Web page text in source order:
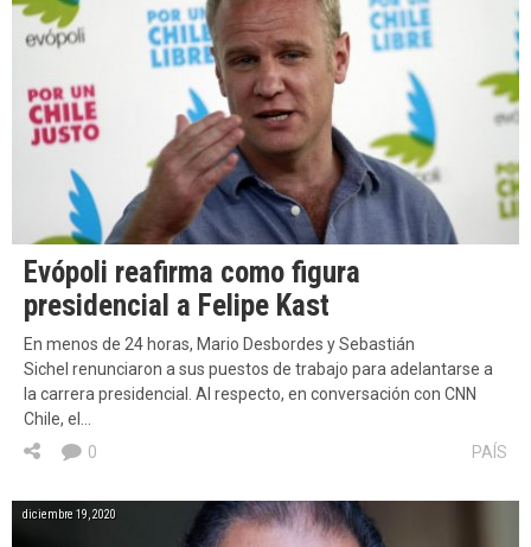
Evópoli reafirma como figura
presidencial a Felipe Kast
En menos de 24 horas, Mario Desbordes y Sebastián
Sichel renunciaron a sus puestos de trabajo para adelantarse a
la carrera presidencial. Al respecto, en conversación con CNN
Chile, el…
PAÍS
0
diciembre 19, 2020